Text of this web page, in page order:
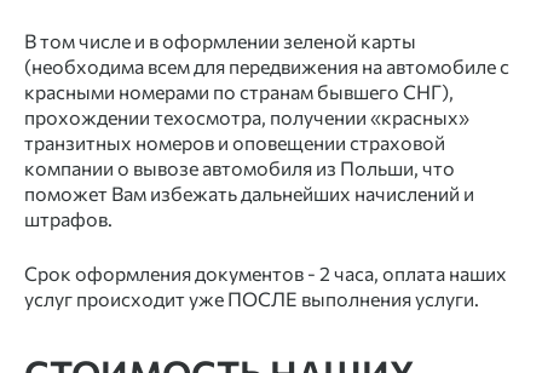
В том числе и в оформлении зеленой карты
(необходима всем для передвижения на автомобиле с
красными номерами по странам бывшего СНГ),
прохождении техосмотра, получении «красных»
транзитных номеров и оповещении страховой
компании о вывозе автомобиля из Польши, что
поможет Вам избежать дальнейших начислений и
штрафов.
Срок оформления документов - 2 часа, оплата наших
услуг происходит уже ПОСЛЕ выполнения услуги.